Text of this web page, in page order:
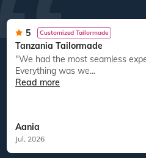
5 Customized Tailormade
Tanzania Tailormade
"We had the most seamless experience.
Everything was we...
Read more
Aania
Jul, 2026